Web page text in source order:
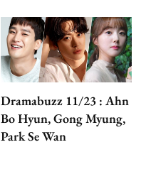
Dramabuzz 11/23 : Ahn
Bo Hyun, Gong Myung,
Park Se Wan